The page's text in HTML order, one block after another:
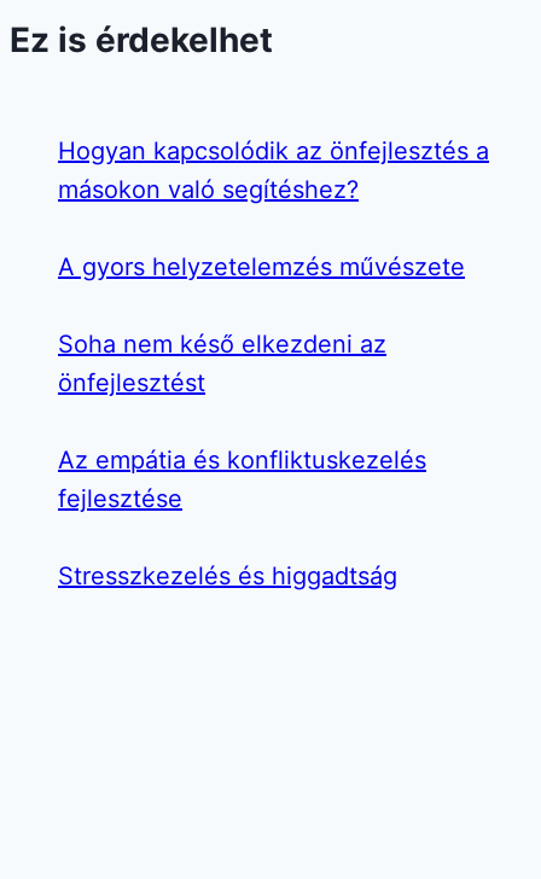
Ez is érdekelhet
Hogyan kapcsolódik az önfejlesztés a
másokon való segítéshez?
A gyors helyzetelemzés művészete
Soha nem késő elkezdeni az
önfejlesztést
Az empátia és konfliktuskezelés
fejlesztése
Stresszkezelés és higgadtság